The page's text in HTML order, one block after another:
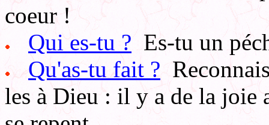
coeur !
Qui es-tu ? Es-tu un
Qu'as-tu fait ?
les à Dieu : il y a de la joie